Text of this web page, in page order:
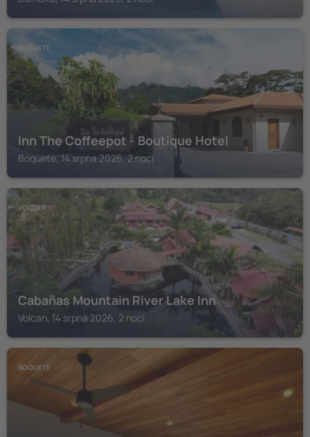
BOQUETE
Inn The Coffeepot - Boutique Hotel
Boquete, 14 srpna 2026, 2 noci
VOLCAN
Cabañas Mountain River Lake Inn
Volcan, 14 srpna 2026, 2 noci
BOQUETE